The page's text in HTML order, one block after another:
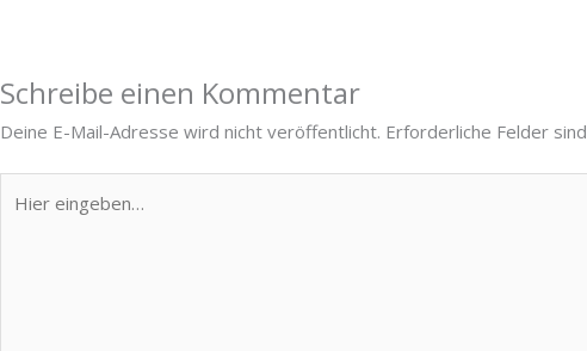
Schreibe einen Kommentar
Deine E-Mail-Adresse wird nicht veröffentlicht. Erforderliche Felder
eingeben…